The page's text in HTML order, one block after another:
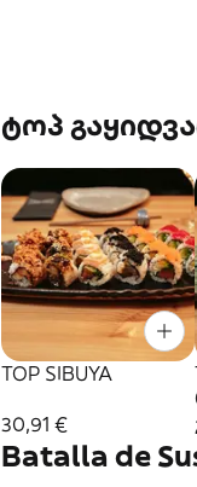
ტოპ
TOP SIBUYA
30,91 €
Batalla de